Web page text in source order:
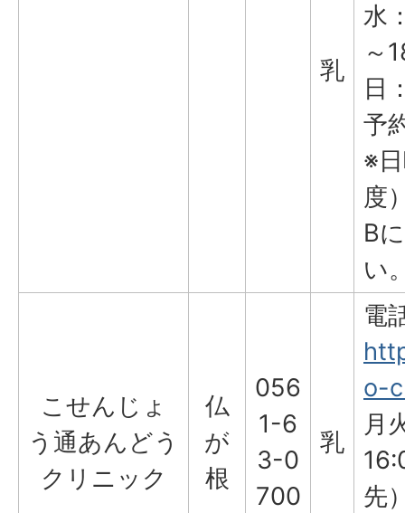
乳
水
～
日
予
※
度
B
い
こせんじょ
う通あんどう
クリニック
仏
が
根
056
1-6
3-0
700
乳
電
o-
月
先